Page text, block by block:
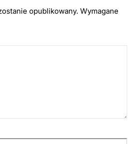
opublikowany. Wymagane